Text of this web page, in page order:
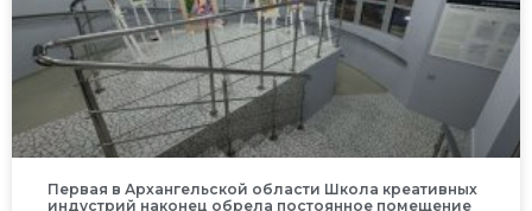
Первая в Архангельской области Школа креативных
индустрий наконец обрела постоянное помещение